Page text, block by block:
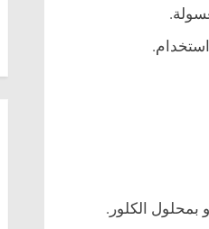
الكلور.